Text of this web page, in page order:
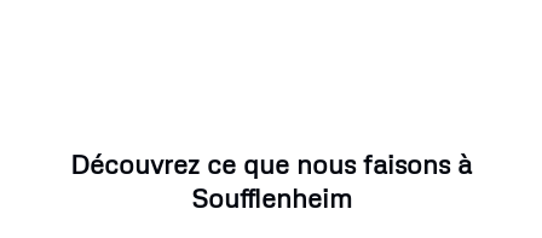
Découvrez ce que nous faisons à
Soufflenheim